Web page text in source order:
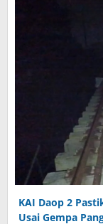
KAI Daop 2
Usai Gempa